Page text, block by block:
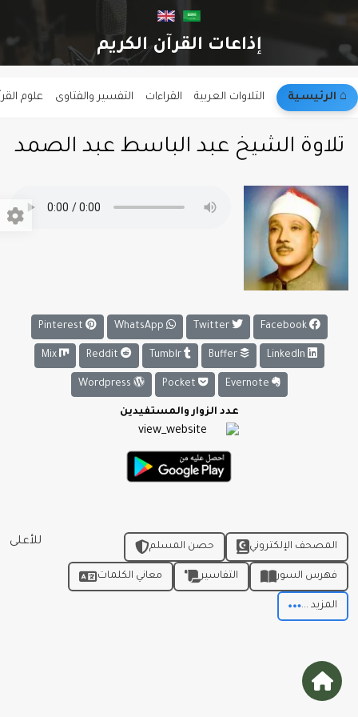
إذاعات القرآن الكريم
⌂︎ الرئيسية التلاوات العربية القراءات التفسير والفتاوى علوم
تلاوة الشيخ عبد الباسط عبد الصمد
Facebook
Twitter
Buffer
Tumblr
Mix
عدد الزوار والمستفيدين
للأعلى المصحف الإلكتروني حصن المسلم
فهرس السور التفاسير معاني الكلمات
المزيد ...